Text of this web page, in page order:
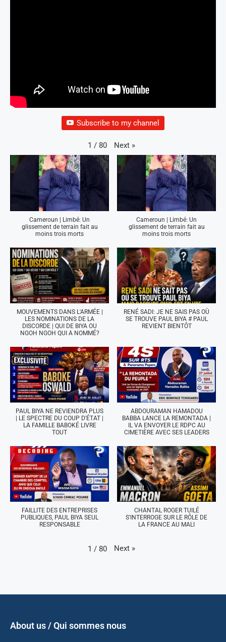
Subscribe to my channel
1 / 80 Next »
Cameroun | Limbé: Un
glissement de terrain fait au
moins trois morts
Cameroun | Limbé: Un
glissement de terrain fait au
moins trois morts
MOUVEMENTS DANS L'ARMÉE |
LES NOMINATIONS DE LA
DISCORDE | QUI DE BIYA OU
NGOH NGOH QUI A NOMMÉ?
RENÉ SADI: JE NE SAIS PAS OÙ
SE TROUVE PAUL BIYA # PAUL
REVIENT BIENTÔT
PAUL BIYA NE REVIENDRA PLUS
| LE SPECTRE DU COUP D'ÉTAT |
LA FAMILLE BABOKÉ LIVRE
TOUT
ABDOURAMAN HAMADOU
BABBA LANCE LA REMONTADA |
IL VA ENVOYER LE RDPC AU
CIMETIÈRE AVEC SES LEADERS
FAILLITE DES ENTREPRISES
PUBLIQUES, PAUL BIYA SEUL
RESPONSABLE
CHANTAL ROGER TUILÉ
S'INTERROGE SUR LE RÔLE DE
LA FRANCE AU MALI
1 / 80 Next »
About us / Qui sommes nous